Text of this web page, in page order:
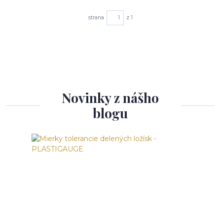
strana z 1
Novinky z nášho
blogu